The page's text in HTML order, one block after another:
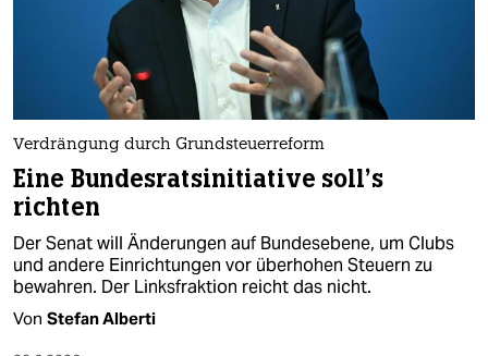
Verdrängung durch Grundsteuerreform
Eine Bundesratsinitiative soll’s
richten
Der Senat will Änderungen auf Bundesebene, um Clubs
und andere Einrichtungen vor überhohen Steuern zu
bewahren. Der Linksfraktion reicht das nicht.
Von Stefan Alberti